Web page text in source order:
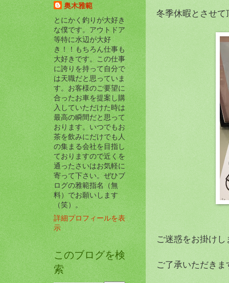
冬季休暇とさせて
ご迷惑をお掛けし
ご了承いただきま
奥木雅範
とにかく釣りが大好き
な僕です。アウトドア
等特に水辺が大好
き！！もちろん仕事も
大好きです。この仕事
に誇りを持って自分で
は天職だと思っていま
す。お客様のご要望に
合ったお車を提案し購
入していただけた時は
最高の瞬間だと思って
おります。いつでもお
茶を飲みにだけでも人
の集まる会社を目指し
ておりますので近くを
通ったさいはお気軽に
寄って下さい。ぜひブ
ログの雅範指名（無
料）でお願いします
（笑）。
詳細プロフィールを表
示
このブログを検
索